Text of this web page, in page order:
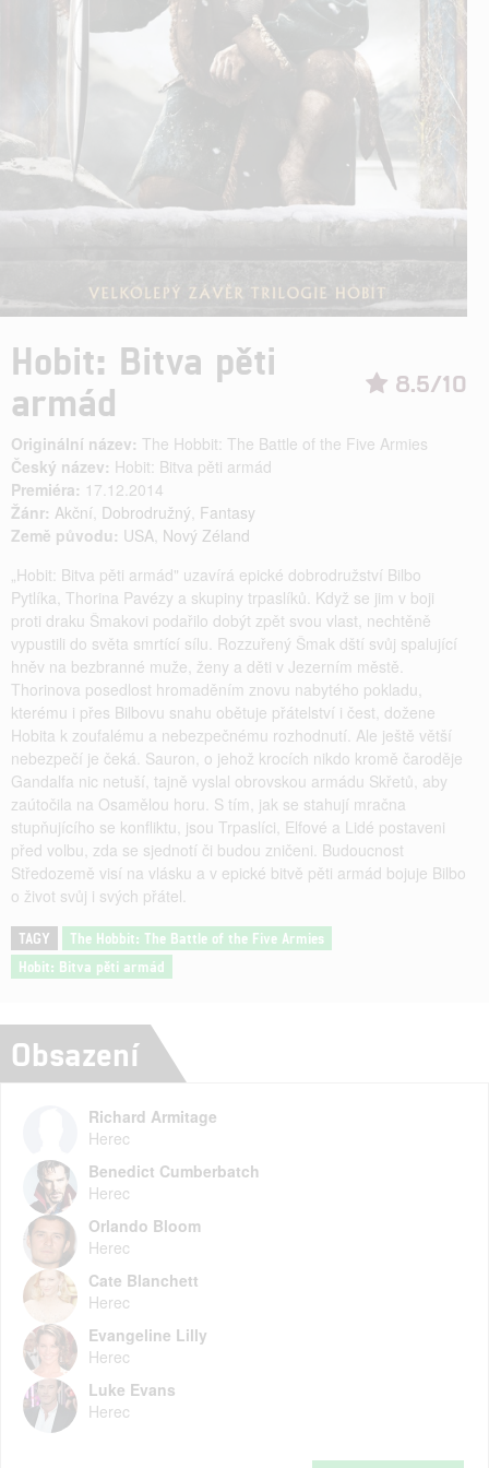
8.5/10
Hobit: Bitva pěti
armád
Originální název: The Hobbit: The Battle of the Five Armies
Český název: Hobit: Bitva pěti armád
Premiéra: 17.12.2014
Žánr: Akční, Dobrodružný, Fantasy
Země původu: USA, Nový Zéland
„Hobit: Bitva pěti armád" uzavírá epické dobrodružství Bilbo
Pytlíka, Thorina Pavézy a skupiny trpaslíků. Když se jim v boji
proti draku Šmakovi podařilo dobýt zpět svou vlast, nechtěně
vypustili do světa smrtící sílu. Rozzuřený Šmak dští svůj spalující
hněv na bezbranné muže, ženy a děti v Jezerním městě.
Thorinova posedlost hromaděním znovu nabytého pokladu,
kterému i přes Bilbovu snahu obětuje přátelství i čest, dožene
Hobita k zoufalému a nebezpečnému rozhodnutí. Ale ještě větší
nebezpečí je čeká. Sauron, o jehož krocích nikdo kromě čaroděje
Gandalfa nic netuší, tajně vyslal obrovskou armádu Skřetů, aby
zaútočila na Osamělou horu. S tím, jak se stahují mračna
stupňujícího se konfliktu, jsou Trpaslíci, Elfové a Lidé postaveni
před volbu, zda se sjednotí či budou zničeni. Budoucnost
Středozemě visí na vlásku a v epické bitvě pěti armád bojuje Bilbo
o život svůj i svých přátel.
TAGY
The Hobbit: The Battle of the Five Armies
Hobit: Bitva pěti armád
Obsazení
Richard Armitage
Herec
Benedict Cumberbatch
Herec
Orlando Bloom
Herec
Cate Blanchett
Herec
Evangeline Lilly
Herec
Luke Evans
Herec